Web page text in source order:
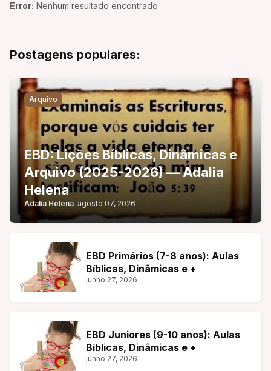
Error: Nenhum resultado encontrado
Postagens populares:
Arquivo
EBD: Lições Bíblicas, Dinâmicas e
Arquivo (2025-2026) — Adalia
Helena
Adalia Helena-agosto 07, 2026
EBD Primários (7-8 anos): Aulas
Bíblicas, Dinâmicas e +
junho 27, 2026
EBD Juniores (9-10 anos): Aulas
Bíblicas, Dinâmicas e +
junho 27, 2026